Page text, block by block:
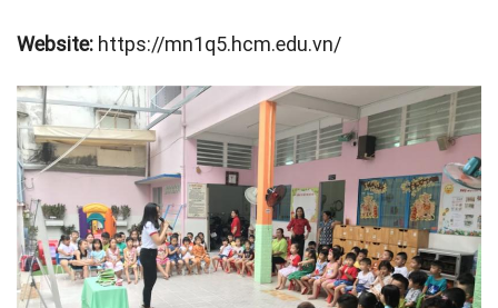
Website: https://mn1q5.hcm.edu.vn/